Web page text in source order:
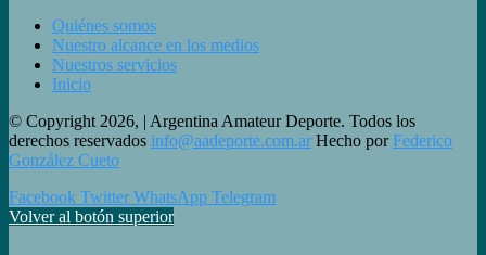
Quiénes somos
Nuestro alcance en los medios
Nuestros servicios
Inicio
© Copyright 2026, | Argentina Amateur Deporte. Todos los
derechos reservados info@aadeporte.com.ar Hecho por Federico
González Cueto
Facebook Twitter WhatsApp Telegram
Volver al botón superior